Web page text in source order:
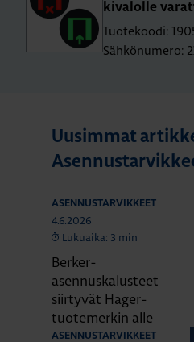
ki­va­lol­le
Tuotekoodi:
Sähkönumero:
Uusimmat
ASENNUSTARVIKKEET
4.6.2026
Lukuaika: 3 min
Berker-
asennuskalusteet
siirtyvät Hager-
tuotemerkin alle
ASENNUSTARVIKKEET